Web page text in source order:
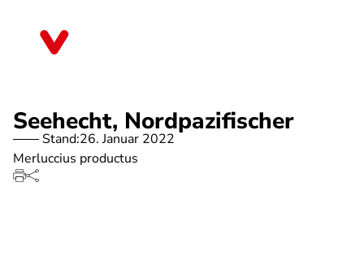
Seehecht, Nordpazifischer
Stand:26. Januar 2022
Merluccius productus